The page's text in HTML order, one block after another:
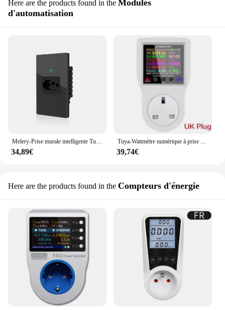
Here are the products found in the Modules
d'automatisation
Melery-Prise murale intelligente Tuya Brésil, moniteur d'alimentation, statistiques d'électricité, prise 20A, panneau en verre, Wifi, Alexa, Google Home
34,89€
Tuya-Wattmètre numérique à prise intelligente, WIFI, 220V, AC, consommation électrique, prise UE, puissance, kilowatt, compteur d'énergie
39,74€
Here are the products found in the Compteurs d'énergie